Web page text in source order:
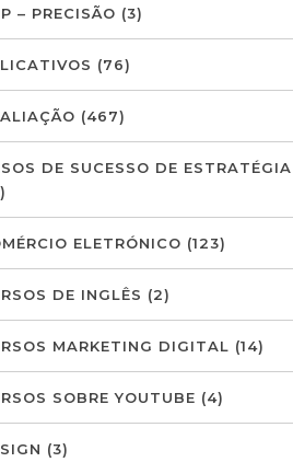
– PRECISÃO (3)
(76)
(467)
DE SUCESSO DE
ELETRÓNICO (123)
DE INGLÊS (2)
MARKETING DIGITAL (14)
SOBRE YOUTUBE (4)
(3)